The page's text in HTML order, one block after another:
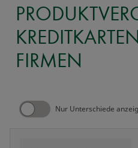
FIRMEN
Nur Unterschiede